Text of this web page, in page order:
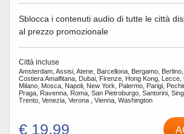
Sblocca i contenuti audio di tutte le città
al prezzo promozionale
Città incluse
Amsterdam, Assisi, Atene, Barcellona, Bergamo,
Costiera Amalfitana, Dubai, Firenze, Hong Kong, Lecce,
Milano, Mosca, Napoli, New York, Palermo, Parigi,
Praga, Ravenna, Roma, San Pietroburgo, Santorini,
Trento, Venezia, Verona , Vienna, Washington
€ 19,99